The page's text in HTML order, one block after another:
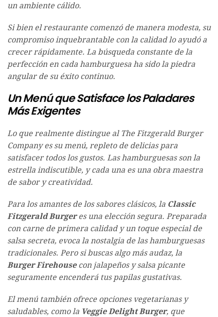
un ambiente cálido.
Si bien el restaurante comenzó de manera modesta, su
compromiso inquebrantable con la calidad lo ayudó a
crecer rápidamente. La búsqueda constante de la
perfección en cada hamburguesa ha sido la piedra
angular de su éxito continuo.
Un Menú que Satisface los Paladares
Más Exigentes
Lo que realmente distingue al The Fitzgerald Burger
Company es su menú, repleto de delicias para
satisfacer todos los gustos. Las hamburguesas son la
estrella indiscutible, y cada una es una obra maestra
de sabor y creatividad.
Para los amantes de los sabores clásicos, la Classic
Fitzgerald Burgeres una elección segura. Preparada
con carne de primera calidad y un toque especial de
salsa secreta, evoca la nostalgia de las hamburguesas
tradicionales. Pero si buscas algo más audaz, la
Burger Firehousecon jalapeños y salsa picante
seguramente encenderá tus papilas gustativas.
El menú también ofrece opciones vegetarianas y
saludables, como la Veggie Delight Burger, que